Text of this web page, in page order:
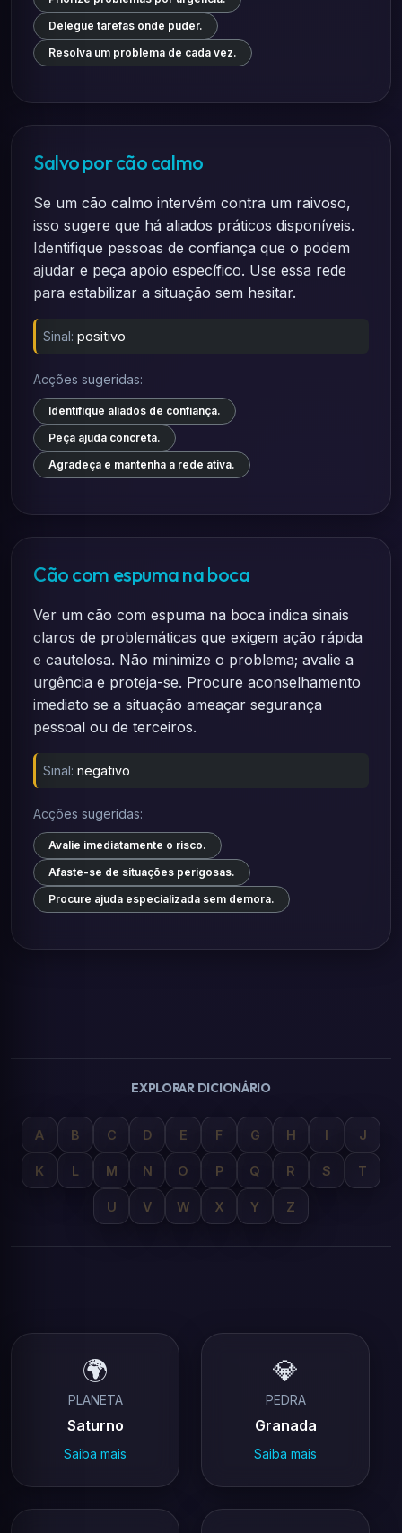
Delegue tarefas onde puder.
Resolva um problema de cada vez.
Salvo por cão calmo
Se um cão calmo intervém contra um raivoso,
isso sugere que há aliados práticos disponíveis.
Identifique pessoas de confiança que o podem
ajudar e peça apoio específico. Use essa rede
para estabilizar a situação sem hesitar.
Sinal: positivo
Acções sugeridas:
Identifique aliados de confiança.
Peça ajuda concreta.
Agradeça e mantenha a rede ativa.
Cão com espuma na boca
Ver um cão com espuma na boca indica sinais
claros de problemáticas que exigem ação rápida
e cautelosa. Não minimize o problema; avalie a
urgência e proteja-se. Procure aconselhamento
imediato se a situação ameaçar segurança
pessoal ou de terceiros.
Sinal: negativo
Acções sugeridas:
Avalie imediatamente o risco.
Afaste-se de situações perigosas.
Procure ajuda especializada sem demora.
EXPLORAR DICIONÁRIO
A B C D E F G H I J
K L M N O P Q R S T
U V W X Y Z
🌍
PLANETA
Saturno
Saiba mais
💎
PEDRA
Granada
Saiba mais